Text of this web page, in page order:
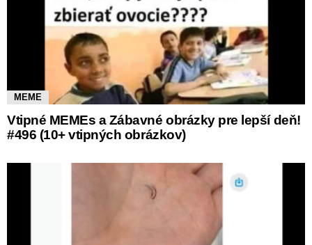
MEME
Vtipné MEMEs a Zábavné obrázky pre lepší deň!
#496 (10+ vtipných obrázkov)